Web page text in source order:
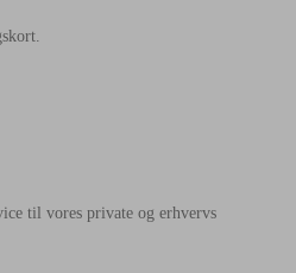
til vores private og erhvervs